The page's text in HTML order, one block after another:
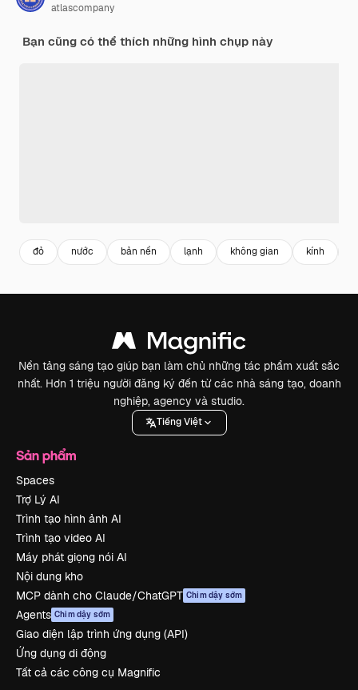
atlascompany
Bạn cũng có thể thích những hình chụp này
đỏ nước bản nền lạnh không gian kính
Nền tảng sáng tạo giúp bạn làm chủ những tác phẩm xuất sắc
nhất. Hơn 1 triệu người đăng ký đến từ các nhà sáng tạo, doanh
nghiệp, agency và studio.
Tiếng Việt
Sản phẩm
Spaces
Trợ Lý AI
Trình tạo hình ảnh AI
Trình tạo video AI
Máy phát giọng nói AI
Nội dung kho
MCP dành cho Claude/ChatGPT Chim dậy sớm
Agents Chim dậy sớm
Giao diện lập trình ứng dụng (API)
Ứng dụng di động
Tất cả các công cụ Magnific